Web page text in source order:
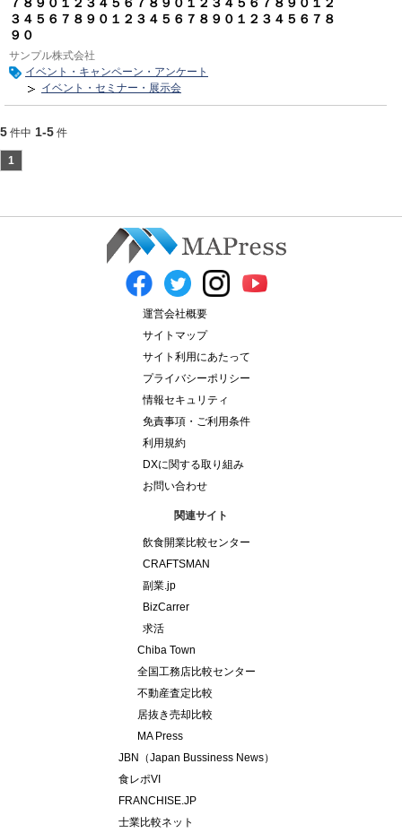
３４５６７８９０１２３４５６７８９０１２３４５６７８
９０
サンプル株式会社
イベント・キャンペーン・アンケート
イベント・セミナー・展示会
5 件中 1-5 件
1
運営会社概要
サイトマップ
サイト利用にあたって
プライバシーポリシー
情報セキュリティ
免責事項・ご利用条件
利用規約
DXに関する取り組み
お問い合わせ
関連サイト
飲食開業比較センター
CRAFTSMAN
副業.jp
BizCarrer
求活
Chiba Town
全国工務店比較センター
不動産査定比較
居抜き売却比較
MA Press
JBN（Japan Bussiness News）
食レポVI
FRANCHISE.JP
士業比較ネット